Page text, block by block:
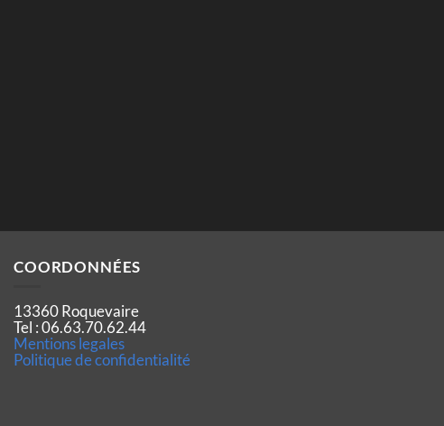
COORDONNÉES
13360 Roquevaire
Tel : 06.63.70.62.44
Mentions legales
Politique de confidentialité